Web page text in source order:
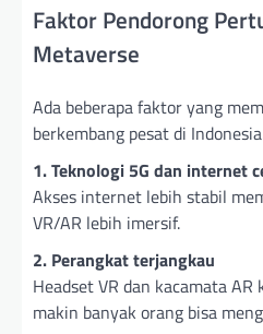
Faktor Pendorong
Metaverse
Ada beberapa faktor yang
berkembang pesat di
1. Teknologi 5G dan internet
Akses internet lebih stabil
VR/AR lebih imersif.
2. Perangkat terjangkau
Headset VR dan kacamata
makin banyak orang bisa